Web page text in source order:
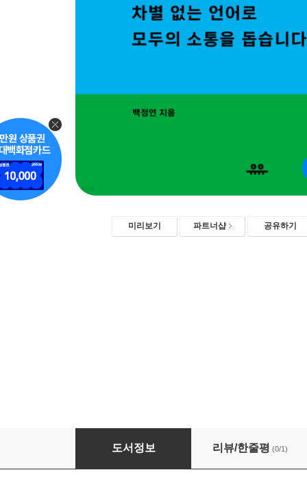
미리보기 파트너샵 공유하기
쉬운정보
도서정보 리뷰/한줄평 (0/1)